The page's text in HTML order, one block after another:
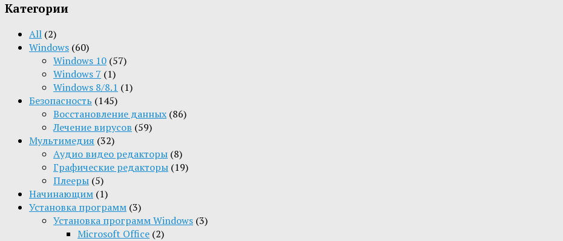
Категории
All (2)
Windows (60)
Windows 10 (57)
Windows 7 (1)
Windows 8/8.1 (1)
Безопасность (145)
Восстановление данных (86)
Лечение вирусов (59)
Мультимедия (32)
Aудио видео редакторы (8)
Графические редакторы (19)
Плееры (5)
Начинающим (1)
Установка программ (3)
Установка программ Windows (3)
Microsoft Office (2)